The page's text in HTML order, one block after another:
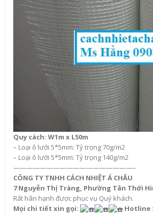
Quy cách: W1m x L50m
– Loại ô lưới 5*5mm: Tỷ trọng 70g/m2
– Loại ô lưới 5*5mm: Tỷ trọng 140g/m2
——————————————————–
CÔNG TY TNHH CÁCH NHIỆT Á CHÂU
7 Nguyễn Thị Tràng, Phường Tân Thới
Rất hân hạnh được phục vụ Quý khách.
Mọi chi tiết xin gọi:
Hotline